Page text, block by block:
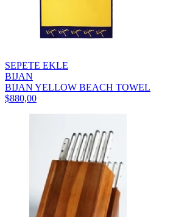
SEPETE EKLE
BIJAN
BIJAN YELLOW BEACH TOWEL
$880,00